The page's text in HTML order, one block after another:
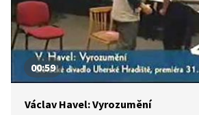
00:59
Václav Havel: Vyrozumění